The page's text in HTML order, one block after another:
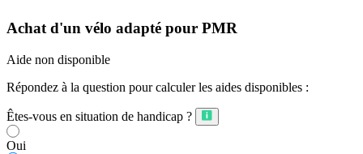
Achat d'un vélo adapté pour PMR
Aide non disponible
Répondez à la question pour calculer les aides disponibles :
Êtes-vous en situation de handicap ?
Oui